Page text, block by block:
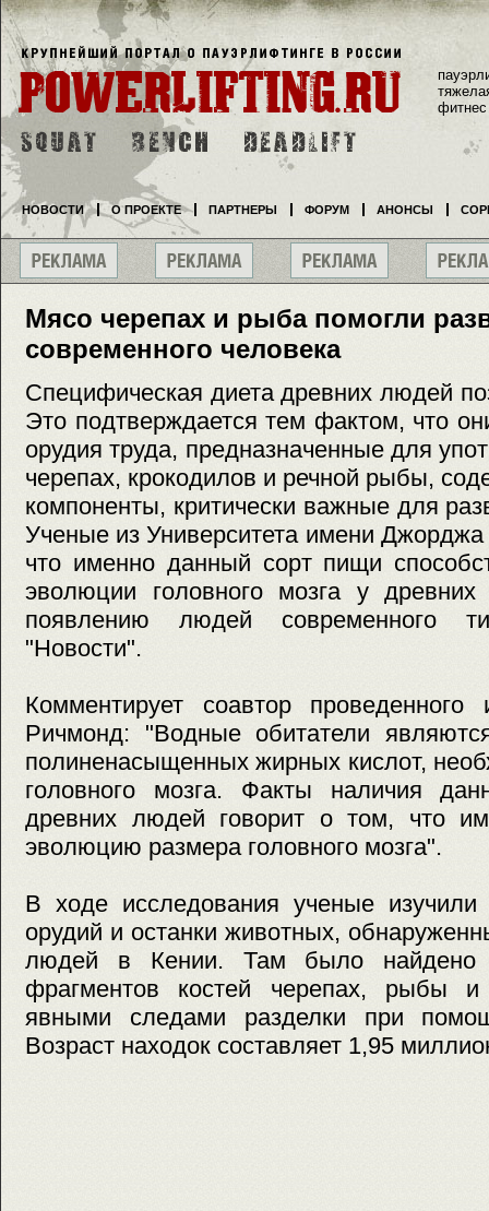
Мясо черепах и рыба помогли
современного человека
Специфическая диета древних людей
Это подтверждается тем фактом, что
орудия труда, предназначенные для
черепах, крокодилов и речной рыбы,
компоненты, критически важные для
Ученые из Университета имени
что именно данный сорт пищи
эволюции головного мозга у
появлению людей современного
"Новости".
Комментирует соавтор проведенного
Ричмонд: "Водные обитатели
полиненасыщенных жирных кислот,
головного мозга. Факты наличия
древних людей говорит о том, что
эволюцию размера головного мозга".
В ходе исследования ученые
орудий и останки животных,
людей в Кении. Там было найдено
фрагментов костей черепах, рыбы
явными следами разделки при
Возраст находок составляет 1,95
фитнес
НОВОСТИ О ПРОЕКТЕ ПАРТНЕРЫ ФОРУМ АНОНСЫ